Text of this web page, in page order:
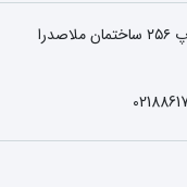
خ ملاصدرا -بین خ خوارزمی و شیخ بهایی - پ ۲۵۶ ساختمان ملاصدرا